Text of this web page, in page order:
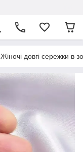
Жіночі довгі сережки в